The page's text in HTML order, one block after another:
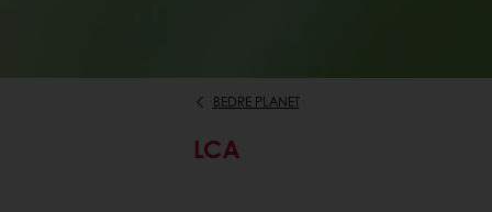
BEDRE PLANET
LCA